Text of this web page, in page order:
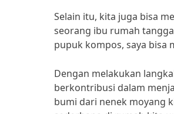
Selain itu, kita juga bisa
seorang ibu rumah
pupuk kompos, saya bisa
Dengan melakukan
berkontribusi dalam
bumi dari nenek moyang